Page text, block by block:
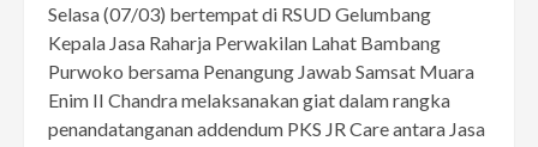
Selasa (07/03) bertempat di RSUD Gelumbang
Kepala Jasa Raharja Perwakilan Lahat Bambang
Purwoko bersama Penangung Jawab Samsat Muara
Enim II Chandra melaksanakan giat dalam rangka
penandatanganan addendum PKS JR Care antara Jasa